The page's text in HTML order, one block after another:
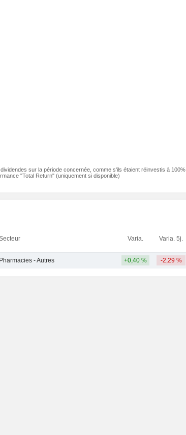
sur la période concernée, comme s'ils étaient réinvestis à 100%.
"Total Return" (uniquement si disponible)
Varia. Varia. 5j.
Pharmacies - Autres +0,40 % -2,29 %